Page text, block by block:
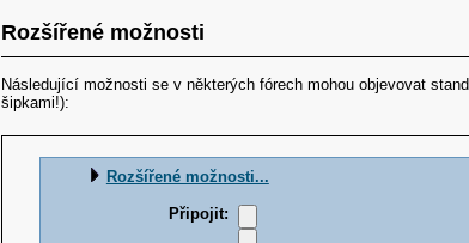
Rozšířené možnosti
Následující možnosti se v některých fórech mohou objevovat
šipkami!):
Rozšířené možnosti...
Připojit: